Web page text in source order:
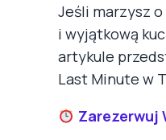
Jeśli marzysz
i wyjątkową
artykule
Last Minute w
Zarezerwuj